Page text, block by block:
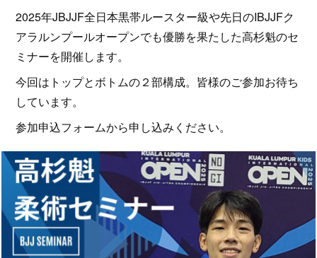
2025年JBJJF全日本黒帯ルースター級や先日のIBJJFク
アラルンプールオープンでも優勝を果たした高杉魁のセ
ミナーを開催します。
今回はトップとボトムの２部構成。皆様のご参加お待ち
しています。
参加申込フォームから申し込みください。